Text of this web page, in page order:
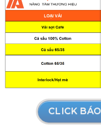
CLICK